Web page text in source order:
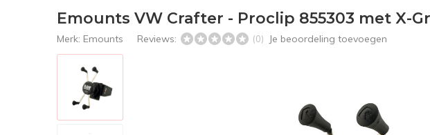
Emounts VW Crafter - Proclip 855303 met X-
Merk: Emounts Reviews: (0) Je beoordeling toevoegen